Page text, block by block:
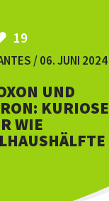
19
/ 06. JUNI 2024
UND
KURIOSE
WIE